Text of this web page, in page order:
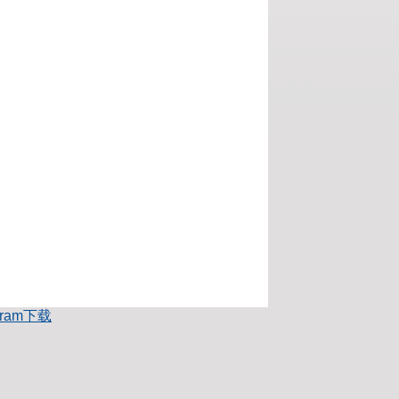
下载